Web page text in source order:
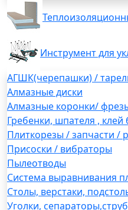
Инструмент для
АГШК(черепашки) /
Алмазные диски
Алмазные коронки/
Гребенки, шпателя , клей
Плиткорезы / запчасти /
Присоски / вибраторы
Пылеотводы
Система выравнивания
Столы, верстаки,
Уголки,